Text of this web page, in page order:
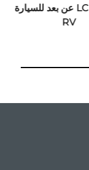
24v للسيارات شاحنة RV